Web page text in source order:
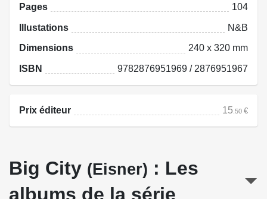
Pages 104
Illustations N&B
Dimensions 240 x 320 mm
ISBN 9782876951969 / 2876951967
Prix éditeur 15 .50 €
Big City (Eisner) : Les
albums de la série